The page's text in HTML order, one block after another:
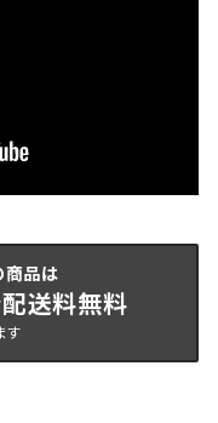
商品は
送料無料
す